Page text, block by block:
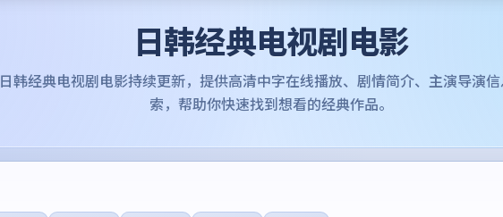
日韩经典电视剧电影
日韩经典电视剧电影持续更新，提供高清中字在线播放、剧情简介、主演导演
索，帮助你快速找到想看的经典作品。